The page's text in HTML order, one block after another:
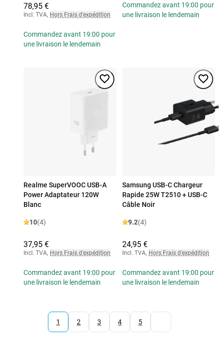
78,95 €
Incl. TVA, Hors Frais d'expédition
Commandez avant 19:00 pour
une livraison le lendemain
Commandez avant 19:00 pour
une livraison le lendemain
Realme SuperVOOC USB-A
Power Adaptateur 120W
Blanc
10(4)
37,95 €
Incl. TVA, Hors Frais d'expédition
Commandez avant 19:00 pour
une livraison le lendemain
Samsung USB-C Chargeur
Rapide 25W T2510 + USB-C
Câble Noir
9.2(4)
24,95 €
Incl. TVA, Hors Frais d'expédition
Commandez avant 19:00 pour
une livraison le lendemain
1 2 3 4 5